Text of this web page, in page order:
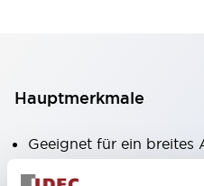
Hauptmerkmale
Geeignet für ein breites
von der